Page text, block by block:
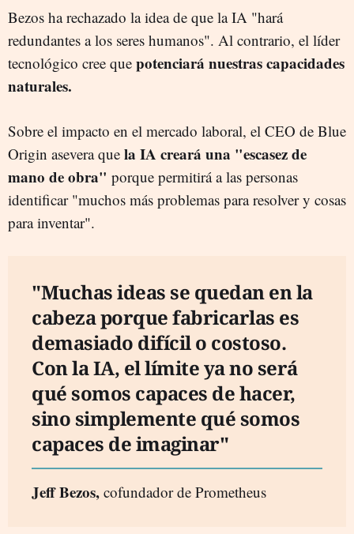
Bezos ha rechazado la idea de que la IA "hará
redundantes a los seres humanos". Al contrario, el líder
tecnológico cree que potenciará nuestras capacidades
naturales.
Sobre el impacto en el mercado laboral, el CEO de Blue
Origin asevera que la IA creará una "escasez de
mano de obra" porque permitirá a las personas
identificar "muchos más problemas para resolver y cosas
para inventar".
"Muchas ideas se quedan en la
cabeza porque fabricarlas es
demasiado difícil o costoso.
Con la IA, el límite ya no será
qué somos capaces de hacer,
sino simplemente qué somos
capaces de imaginar"
Jeff Bezos, cofundador de Prometheus